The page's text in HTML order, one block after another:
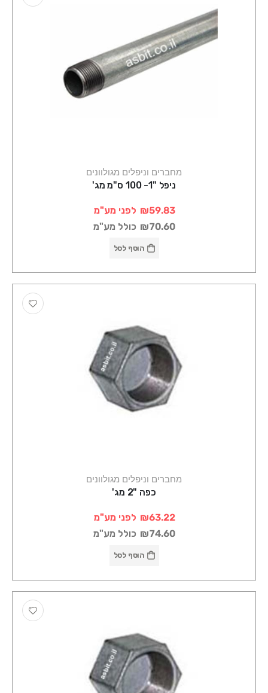
מחברים וניפלים מגולוונים
ניפל "1- 100 ס"מ מג'
₪59.83 לפני מע"מ
₪70.60 כולל מע"מ
הוסף לסל
מחברים וניפלים מגולוונים
כפה "2 מג'
₪63.22 לפני מע"מ
₪74.60 כולל מע"מ
הוסף לסל